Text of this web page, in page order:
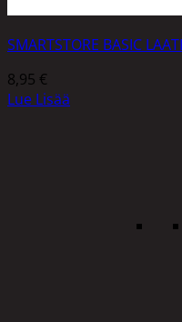
SMARTSTORE BASIC
8,95 €
Lue Lisää